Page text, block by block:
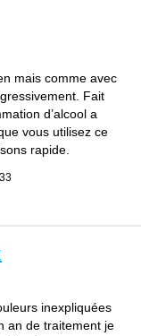
mais comme avec
Fait
d’alcool a
vous utilisez ce
rapide.
inexpliquées
an de traitement je